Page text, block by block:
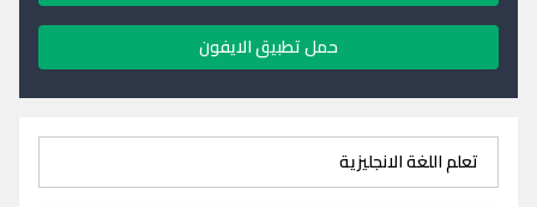
حمل تطبيق الايفون
تعلم اللغة الانجليزية